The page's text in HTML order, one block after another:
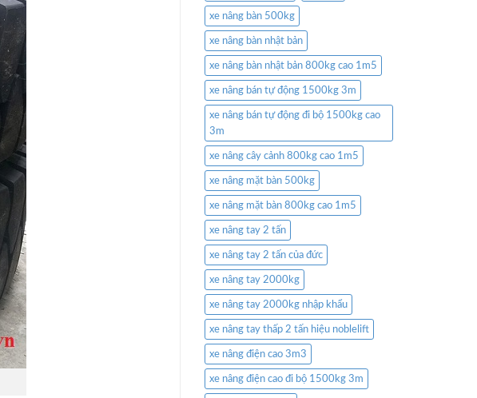
xe nâng bàn 500kg
xe nâng bàn nhật bản
xe nâng bàn nhật bản 800kg cao 1m5
xe nâng bán tự động 1500kg 3m
xe nâng bán tự động đi bộ 1500kg cao
3m
xe nâng cây cảnh 800kg cao 1m5
xe nâng mặt bàn 500kg
xe nâng mặt bàn 800kg cao 1m5
xe nâng tay 2 tấn
xe nâng tay 2 tấn của đức
xe nâng tay 2000kg
xe nâng tay 2000kg nhập khẩu
xe nâng tay thấp 2 tấn hiệu noblelift
xe nâng điện cao 3m3
xe nâng điện cao đi bộ 1500kg 3m